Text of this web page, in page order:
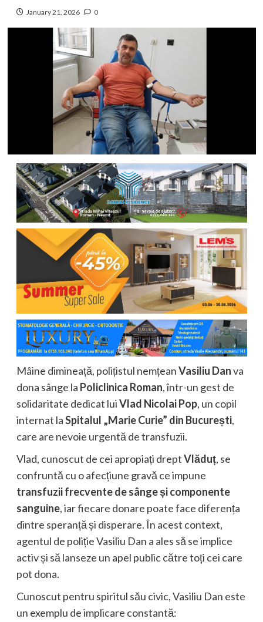
January 21, 2026 0
Mâine dimineață, polițistul nemțeanVasiliu Danva
dona sânge la Policlinica Roman, într-un gest de
solidaritate dedicat luiVlad Nicolai Pop, un copil
internat laSpitalul „Marie Curie” din București,
care are nevoie urgentă de transfuzii.
Vlad, cunoscut de cei apropiați dreptVlăduț, se
confruntă cu o afecțiune gravă ce impune
transfuzii frecvente de sânge și componente
sanguine, iar fiecare donare poate face diferența
dintre speranță și disperare. În acest context,
agentul de poliție Vasiliu Dan a ales să se implice
activ și să lanseze un apel public către toți cei care
pot dona.
Cunoscut pentru spiritul său civic, Vasiliu Dan este
un exemplu de implicare constantă: